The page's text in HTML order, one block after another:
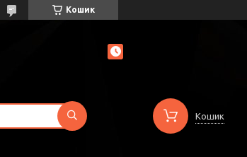
Кошик
Кошик